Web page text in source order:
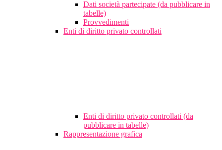
Dati società partecipate (da pubblicare in
tabelle)
Provvedimenti
Enti di diritto privato controllati
Enti di diritto privato controllati (da
pubblicare in tabelle)
Rappresentazione grafica